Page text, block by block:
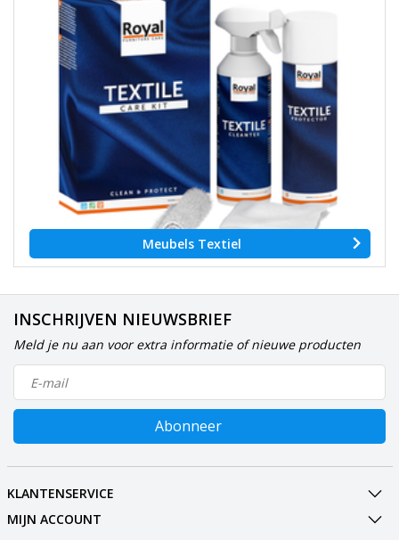
Meubels Textiel
INSCHRIJVEN NIEUWSBRIEF
Meld je nu aan voor extra informatie of nieuwe producten
Abonneer
KLANTENSERVICE
MIJN ACCOUNT